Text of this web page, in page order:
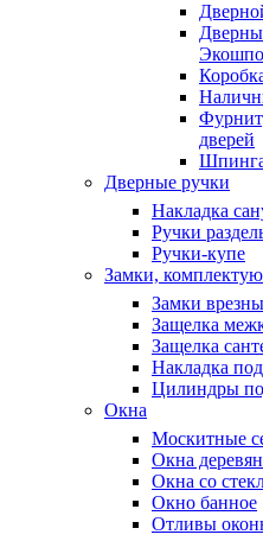
дверей
Дверные ручки
Накладка
Ручки
Ручки-купе
Замки,
Замки
Защелка
Защелка
Накладка
Цилиндры
Окна
Москитные
Окна
Окна со
Окно банное
Отливы